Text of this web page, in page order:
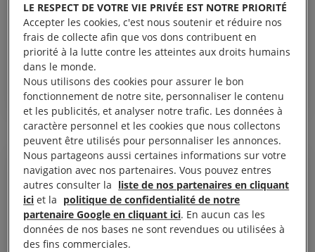
Burkina Faso. Deux ans après, l’éminent
journaliste Serge Oulon toujours porté disparu
BURKINA FASO
COMMUNIQUÉ DE PRESSE
LE RESPECT DE VOTRE VIE PRIVÉE EST NOTRE PRIORITÉ
Accepter les cookies, c'est nous soutenir et réduire nos
frais de collecte afin que vos dons contribuent en
priorité à la lutte contre les atteintes aux droits humains
dans le monde.
Nous utilisons des cookies pour assurer le bon
fonctionnement de notre site, personnaliser le contenu
et les publicités, et analyser notre trafic. Les données à
caractère personnel et les cookies que nous collectons
peuvent être utilisés pour personnaliser les annonces.
Nous partageons aussi certaines informations sur votre
navigation avec nos partenaires. Vous pouvez entres
autres consulter la liste de nos partenaires en cliquant
ici et la politique de confidentialité de notre
partenaire Google en cliquant ici. En aucun cas les
données de nos bases ne sont revendues ou utilisées à
des fins commerciales.